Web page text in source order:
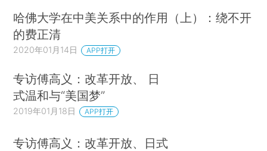
哈佛大学在中美关系中的作用（上）：绕不开
的费正清
2020年01月14日 APP打开
专访傅高义：改革开放、 日
式温和与“美国梦”
2019年01月18日 APP打开
专访傅高义：改革开放、日式